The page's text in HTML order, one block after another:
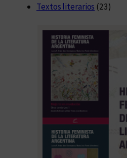
Textos literarios (23)